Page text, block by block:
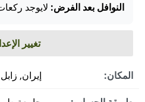
النوافل بعد الفرض: لايوجد
تغيير
المكان: إيران, زابل